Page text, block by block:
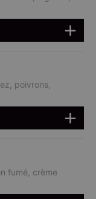
poivrons,
fumé, crème